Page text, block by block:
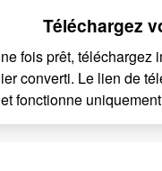
Téléchargez
fois prêt, téléchargez
converti. Le lien de
et fonctionne